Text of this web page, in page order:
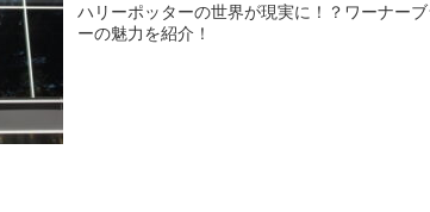
ハリーポッターの世界が現実に！？ワーナー
ーの魅力を紹介！